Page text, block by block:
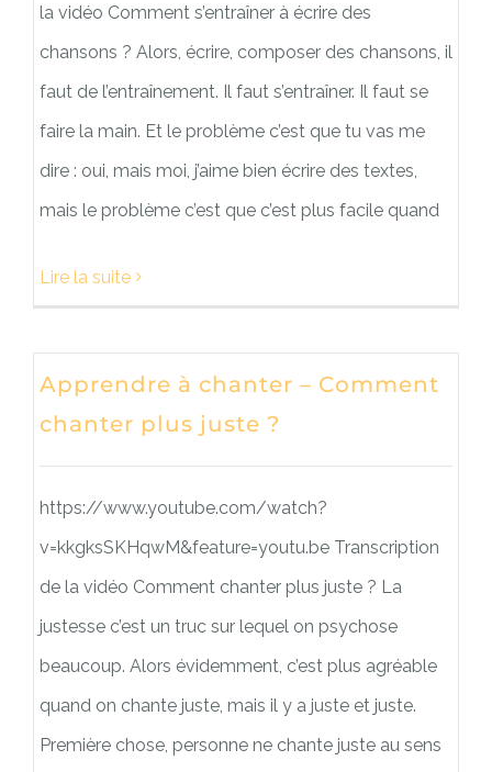
la vidéo Comment s’entraîner à écrire des
chansons ? Alors, écrire, composer des chansons, il
faut de l’entraînement. Il faut s’entraîner. Il faut se
faire la main. Et le problème c’est que tu vas me
dire : oui, mais moi, j’aime bien écrire des textes,
mais le problème c’est que c’est plus facile quand
Lire la suite
Apprendre à chanter – Comment
chanter plus juste ?
https://www.youtube.com/watch?
v=kkgksSKHqwM&feature=youtu.be Transcription
de la vidéo Comment chanter plus juste ? La
justesse c’est un truc sur lequel on psychose
beaucoup. Alors évidemment, c’est plus agréable
quand on chante juste, mais il y a juste et juste.
Première chose, personne ne chante juste au sens